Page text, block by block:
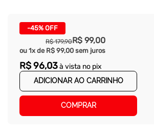
-45% OFF
R$ 99,00
R$ 179,90
ou 1x de R$ 99,00 sem juros
R$96,03à vista no pix
ADICIONAR AO CARRINHO
COMPRAR